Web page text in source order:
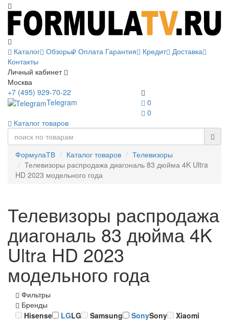
Каталог Обзоры Оплата Гарантия Кредит
Доставка
Контакты
Личный кабинет
Москва
0
0
+7 (495) 929-70-22
Telegram
Каталог товаров
ФормулаТВ Каталог товаров
Телевизоры
Телевизоры распродажа диагональ 83 дюйма 4K Ultra
HD 2023 модельного года
Телевизоры распродажа
диагональ 83 дюйма 4K
Ultra HD 2023
модельного года
Фильтры
Бренды
Hisense
LGLG Samsung SonySony
Xiaomi